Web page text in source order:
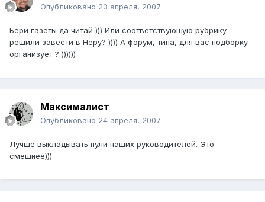
Опубликовано 23 апреля, 2007
Бери газеты да читай ))) Или соответствующую рубрику
решили завести в Неру? )))) А форум, типа, для вас подборку
организует ? ))))))
Максималист
Опубликовано 24 апреля, 2007
Лучше выкладывать пули наших руководителей. Это
смешнее)))